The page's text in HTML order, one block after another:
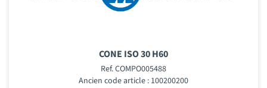
CONE ISO 30 H60
Ref. COMPO005488
Ancien code article : 100200200